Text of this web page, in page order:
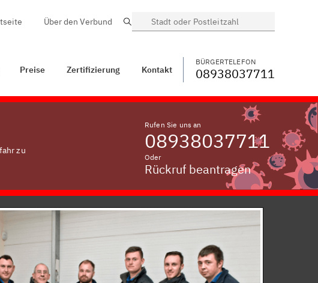
BÜRGERTELEFON WECHSELN
Über den Verbund Suche
Preise Zertifizierung Kontakt
BÜRGERTELEFON
08938037711
zu
Rufen Sie uns an
08938037711
Oder
Rückruf beantragen